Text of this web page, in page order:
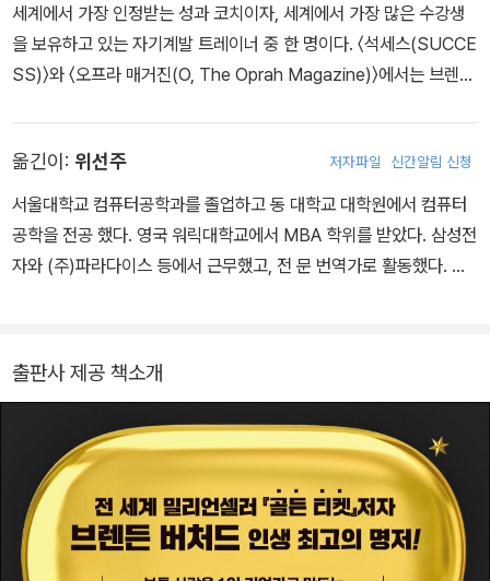
세계에서 가장 인정받는 성과 코치이자, 세계에서 가장 많은 수강생
을 보유하고 있는 자기계발 트레이너 중 한 명이다. 〈석세스(SUCCE
SS)〉와 〈오프라 매거진(O, The Oprah Magazine)〉에서는 브렌든
이른다. 거의 죽음에 이르렀던 교통사고를 겪으면서 그는 스스로에게
질문을 던졌다. “나는 그동안 충실한 삶을 살았는가? 다른 이들을 사
랑했는가? 의미 있는 일을 했는가?” 이에 대한 자신의 대답은 만족스
럽지 못했고, 이를 계기로 삶을 대하는 그의 태도는 완전히 달라졌다.
설턴트로 사회생활을 시작한 그는 회사를 그만둔 2006년부터 책을
쓰고, 세미나를 주최하고, 개인 고객들을 코칭하고, 온라인 강좌를 개
설하는 일을 시작했다. 현재 그는 개인 기준, 페이스북에서 가장 많은
팔로어를 두고 있는 100인 중 한 명이며, 유튜브 자기계발 부문에서
는 최다 구독자를 기록하고 있다. 지금까지 그가 제작한 자기계발 동
영상은 유튜브에서 1억 뷰를 넘겼고, 160만 명이 넘는 사람이 그의
온라인 강좌를 이수했다. 이 같은 성과를 인정받아 오프라닷컴(Opra
옮긴이: 위선주 저자파일 신간알림 신청
서울대학교 컴퓨터공학과를 졸업하고 동 대학교 대학원에서 컴퓨터
공학을 전공 했다. 영국 워릭대학교에서 MBA 학위를 받았다. 삼성전
자와 (주)파라다이스 등에서 근무했고, 전 문 번역가로 활동했다. 현
미래 대예측』, 『고마워, 너를 보내줄게』, 『불평등 민주주의』, 『리바 운
업』, 『린 분석』, 『린 마인드 셋』 등이 있다.
출판사 제공 책소개